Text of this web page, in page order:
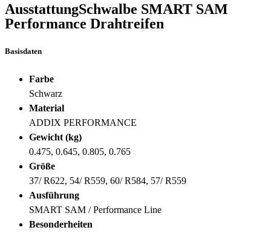
AusstattungSchwalbe SMART SAM
Performance Drahtreifen
Basisdaten
Farbe
Schwarz
Material
ADDIX PERFORMANCE
Gewicht (kg)
0.475, 0.645, 0.805, 0.765
Größe
37/ R622, 54/ R559, 60/ R584, 57/ R559
Ausführung
SMART SAM / Performance Line
Besonderheiten